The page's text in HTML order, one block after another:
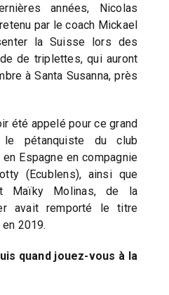
années, Nicolas
par le coach Mickael
la Suisse lors des
de triplettes, qui auront
à Santa Susanna, près
été appelé pour ce grand
le pétanquiste du club
en Espagne en compagnie
(Ecublens), ainsi que
Maïky Molinas, de la
avait remporté le titre
2019.
quand jouez-vous à la